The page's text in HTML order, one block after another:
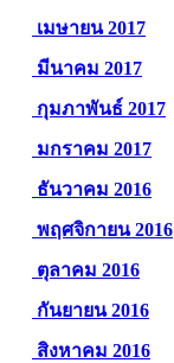
เมษายน 2017
มีนาคม 2017
กุมภาพันธ์ 2017
มกราคม 2017
ธันวาคม 2016
พฤศจิกายน 2016
ตุลาคม 2016
กันยายน 2016
สิงหาคม 2016